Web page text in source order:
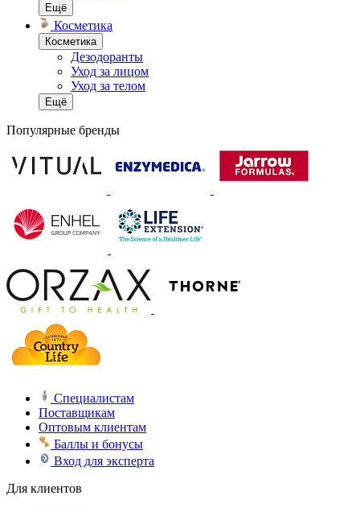
Ещё
Косметика
Косметика
Дезодоранты
Уход за лицом
Уход за телом
Ещё
Популярные бренды
Специалистам
Поставщикам
Оптовым клиентам
Баллы и бонусы
Вход для эксперта
Для клиентов